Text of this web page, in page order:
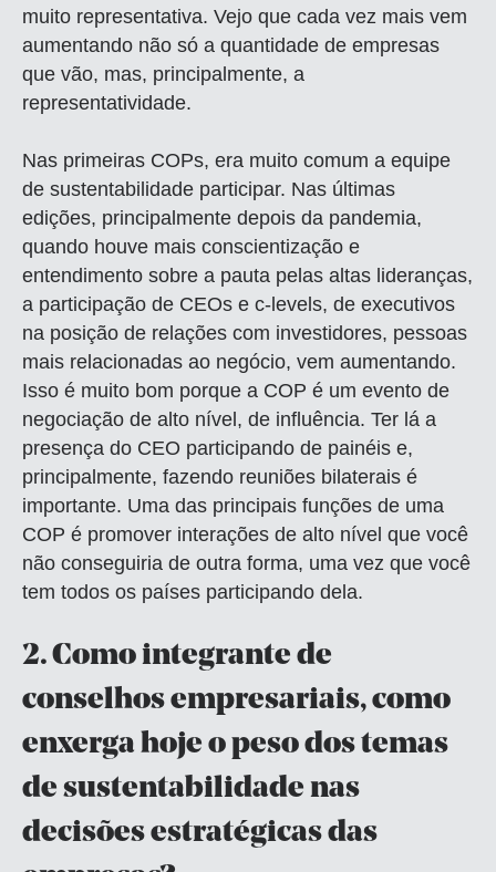
muito representativa. Vejo que cada vez mais vem
aumentando não só a quantidade de empresas
que vão, mas, principalmente, a
representatividade.
Nas primeiras COPs, era muito comum a equipe
de sustentabilidade participar. Nas últimas
edições, principalmente depois da pandemia,
quando houve mais conscientização e
entendimento sobre a pauta pelas altas lideranças,
a participação de CEOs e c-levels, de executivos
na posição de relações com investidores, pessoas
mais relacionadas ao negócio, vem aumentando.
Isso é muito bom porque a COP é um evento de
negociação de alto nível, de influência. Ter lá a
presença do CEO participando de painéis e,
principalmente, fazendo reuniões bilaterais é
importante. Uma das principais funções de uma
COP é promover interações de alto nível que você
não conseguiria de outra forma, uma vez que você
tem todos os países participando dela.
2.Como integrante de
conselhos empresariais, como
enxerga hoje o peso dos temas
de sustentabilidade nas
decisões estratégicas das